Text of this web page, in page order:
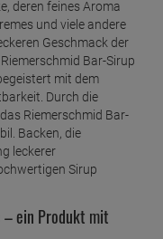
deren feines Aroma
und viele andere
Geschmack der
Bar-Sirup
mit dem
Durch die
Riemerschmid Bar-
Backen, die
leckerer
Sirup
– ein Produkt mit